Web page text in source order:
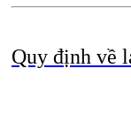
Quy định về